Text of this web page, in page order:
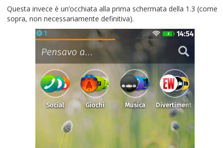
Questa invece è un’occhiata alla prima schermata della 1.3 (come
sopra, non necessariamente definitiva).